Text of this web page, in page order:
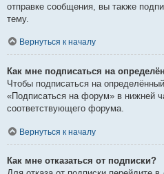
отправке сообщения, вы также
тему.
Вернуться к началу
Как мне подписаться на
Чтобы подписаться на
«Подписаться на форум» в нижней
соответствующего форума.
Вернуться к началу
Как мне отказаться от подписки?